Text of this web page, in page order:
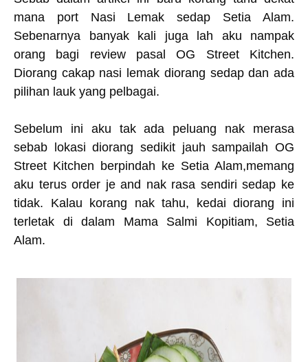
mana port Nasi Lemak sedap Setia Alam.
Sebenarnya banyak kali juga lah aku nampak
orang bagi review pasal OG Street Kitchen.
Diorang cakap nasi lemak diorang sedap dan ada
pilihan lauk yang pelbagai.
Sebelum ini aku tak ada peluang nak merasa
sebab lokasi diorang sedikit jauh sampailah OG
Street Kitchen berpindah ke Setia Alam,memang
aku terus order je and nak rasa sendiri sedap ke
tidak. Kalau korang nak tahu, kedai diorang ini
terletak di dalam Mama Salmi Kopitiam, Setia
Alam.